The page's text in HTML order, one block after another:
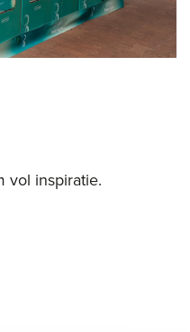
vol inspiratie.